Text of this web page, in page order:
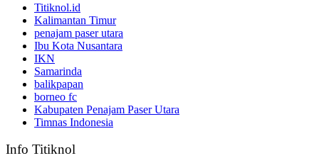
Titiknol.id
Kalimantan Timur
penajam paser utara
Ibu Kota Nusantara
IKN
Samarinda
balikpapan
borneo fc
Kabupaten Penajam Paser Utara
Timnas Indonesia
Info Titiknol